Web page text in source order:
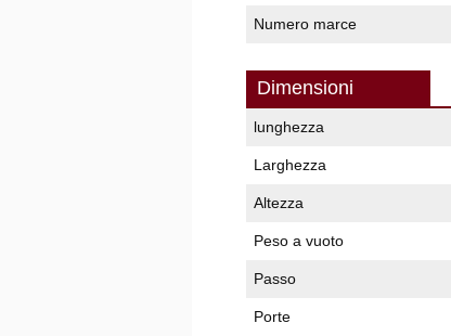
Numero marce
Dimensioni
lunghezza
Larghezza
Altezza
Peso a vuoto
Passo
Porte